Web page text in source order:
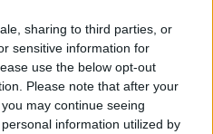
sharing to third parties, or
sensitive information for
use the below opt-out
Please note that after your
may continue seeing
information utilized by